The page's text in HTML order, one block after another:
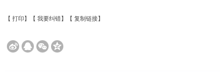
【 打印 】【 我要纠错】【 复制链接】